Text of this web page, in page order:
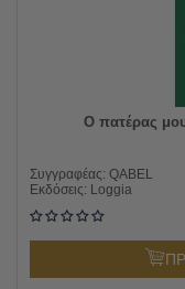
Ο πατέρας
Συγγραφέας: QABEL
Εκδόσεις: Loggia